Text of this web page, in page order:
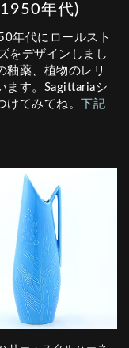
年代)
年代にロールスト
をデザインしまし
釉薬、植物のレリ
ます。Sagittariaシ
てみてね。 下記